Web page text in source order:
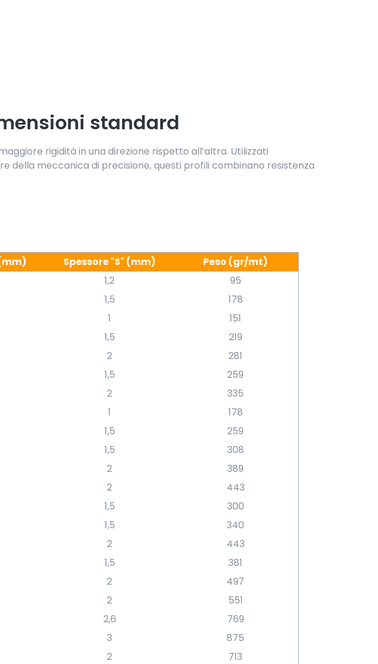
standard
rigidità in una direzione rispetto all’altra. Utilizzati
della meccanica di precisione, questi profili combinano resistenza
Spessore "S" (mm)
Peso (gr/mt)
1,2
95
1,5
178
1
151
1,5
219
2
281
1,5
259
2
335
1
178
1,5
259
1,5
308
2
389
2
443
1,5
300
1,5
340
2
443
1,5
381
2
497
2
551
2,6
769
3
875
2
713